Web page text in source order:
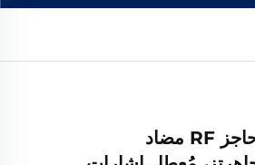
مضمار اتجاهي ذو كسب عالي مع حاجز RF مضاد